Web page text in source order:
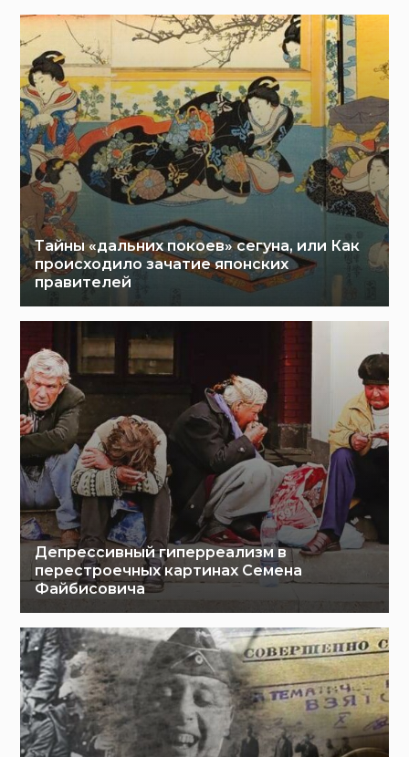
Тайны «дальних покоев» сегуна, или Как
происходило зачатие японских
правителей
Депрессивный гиперреализм в
перестроечных картинах Семена
Файбисовича